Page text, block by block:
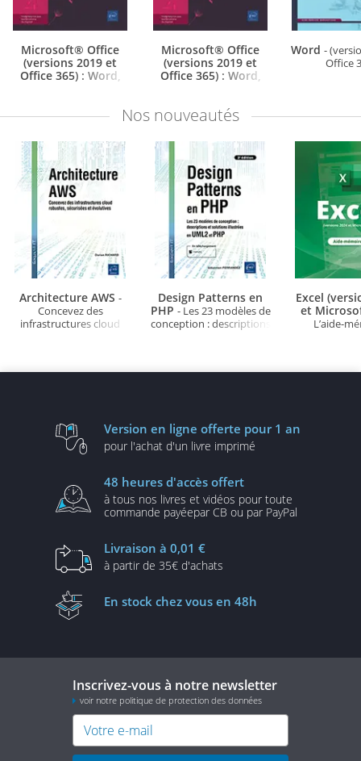
Microsoft® Office
(versions 2019 et
Office 365) : Word,
base
Microsoft® Office
(versions 2019 et
Office 365) : Word,
fonctions avancées de la
Word -
Office
Nos nouveautés
Architecture AWS -
Concevez des
infrastructures cloud
Design Patterns en
PHP - Les 23 modèles de
conception : descriptions
Excel
et
L’aide-
Version en ligne offerte pour 1 an
pour l'achat d'un livre imprimé
48 heures d'accès offert
à tous nos livres et vidéos pour toute
commande payéepar CB ou par PayPal
Livraison à 0,01 €
à partir de 35€ d'achats
En stock chez vous en 48h
Inscrivez-vous à notre newsletter
voir notre politique de protection des données